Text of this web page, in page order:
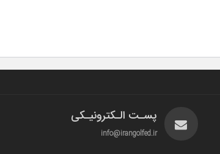
پسـت الـکترونیـکی
info@irangolfed.ir